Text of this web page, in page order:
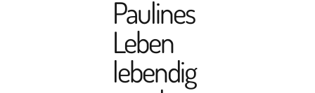
Paulines
Leben
lebendig